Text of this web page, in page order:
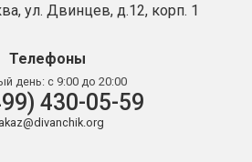
ул. Двинцев, д.12, корп. 1
Телефоны
день: с 9:00 до 20:00
430-05-59